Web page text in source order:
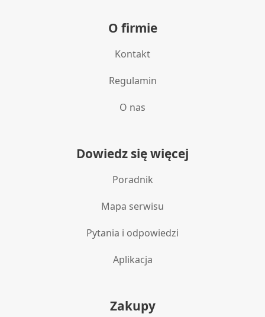
O firmie
Kontakt
Regulamin
O nas
Dowiedz się więcej
Poradnik
Mapa serwisu
Pytania i odpowiedzi
Aplikacja
Zakupy